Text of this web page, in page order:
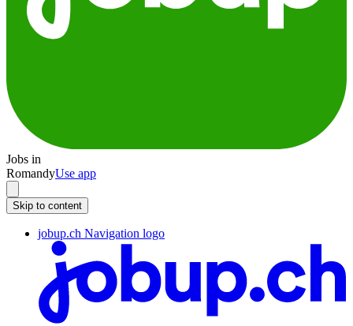
Jobs in
RomandyUse app
Skip to content
jobup.ch Navigation logo